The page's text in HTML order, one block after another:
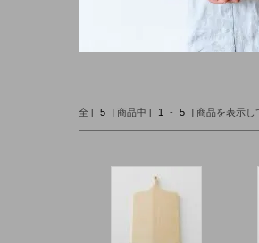
全 [ 5 ] 商品中 [ 1 - 5 ] 商品を表示し